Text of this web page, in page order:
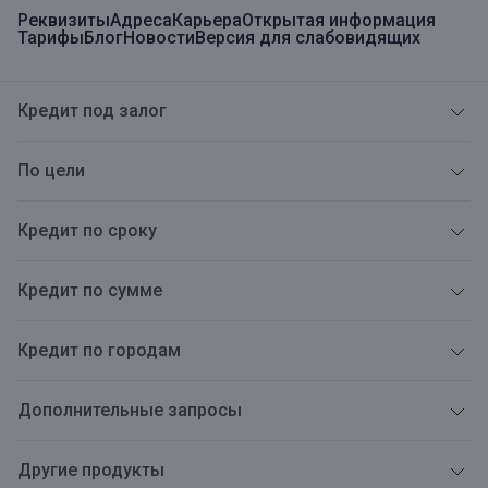
РеквизитыАдресаКарьераОткрытая информация
ТарифыБлогНовостиВерсия для слабовидящих
Кредит под залог
По цели
Кредит по сроку
Кредит по сумме
Кредит по городам
Дополнительные запросы
Другие продукты